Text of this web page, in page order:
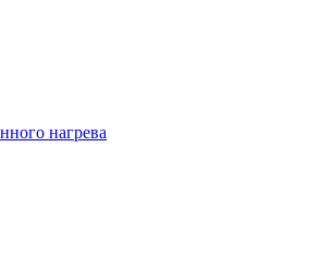
нагрева